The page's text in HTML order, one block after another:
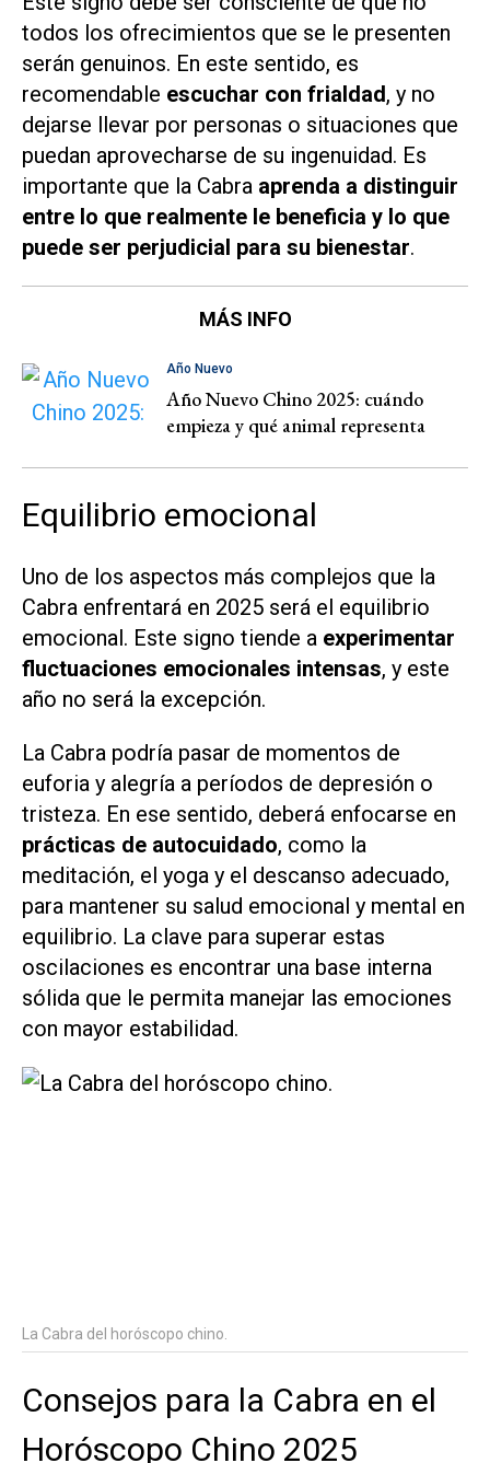
todos los ofrecimientos que se le presenten
serán genuinos. En este sentido, es
recomendable escuchar con frialdad, y no
dejarse llevar por personas o situaciones que
puedan aprovecharse de su ingenuidad. Es
importante que la Cabra aprenda a distinguir
entre lo que realmente le beneficia y lo que
puede ser perjudicial para su bienestar.
MÁS INFO
Año Nuevo
Año Nuevo Chino 2025: cuándo
empieza y qué animal representa
Equilibrio emocional
Uno de los aspectos más complejos que la
Cabra enfrentará en 2025 será el equilibrio
emocional. Este signo tiende a experimentar
fluctuaciones emocionales intensas, y este
año no será la excepción.
La Cabra podría pasar de momentos de
euforia y alegría a períodos de depresión o
tristeza. En ese sentido, deberá enfocarse en
prácticas de autocuidado, como la
meditación, el yoga y el descanso adecuado,
para mantener su salud emocional y mental en
equilibrio. La clave para superar estas
oscilaciones es encontrar una base interna
sólida que le permita manejar las emociones
con mayor estabilidad.
La Cabra del horóscopo chino.
Consejos para la Cabra en el
Horóscopo Chino 2025